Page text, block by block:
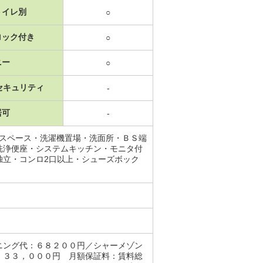
レ別 ○
ク付き ○
ー ○
キュリティ -
可 -
ペース・洗濯機置場・洗面所・ＢＳ端
便座・システムキッチン・モニタ付
・コンロ2口以上・シューズボック
グ代：６８２００円／シャーメゾン
３３，０００円 月額保証料：賃料総